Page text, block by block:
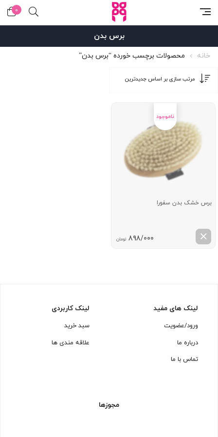
0
برس بدن
خانه محصولات برچسب خورده “برس بدن”
برس خشک بدن سفورا
898/000 تومان
لینک های مفید
ورود/عضویت
درباره ما
تماس با ما
لینک کاربردی
سبد خرید
علاقه مندی ها
مجوزها